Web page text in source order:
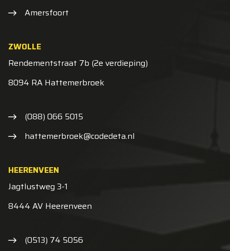
Amersfoort
ZWOLLE
Rendementstraat 7b (2e verdieping)
8094 RA Hattemerbroek
(088) 066 5015
hattemerbroek@codedeta.nl
HEERENVEEN
Jagtlustweg 3-1
8444 AV Heerenveen
(0513) 74 5056